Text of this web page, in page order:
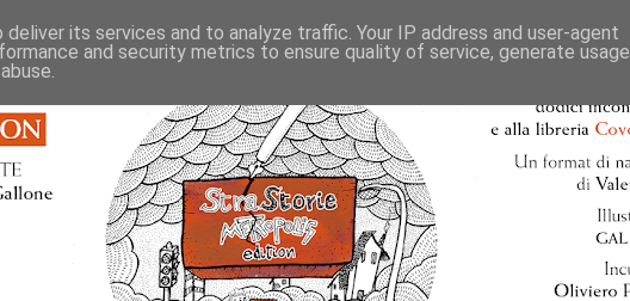
its services and to analyze traffic. Your IP address and user-agent
and security metrics to ensure quality of service, generate usage